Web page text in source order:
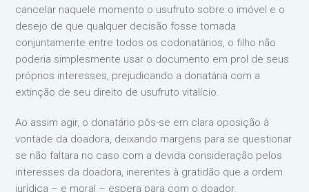
cancelar naquele momento o usufruto sobre o imóvel e o
desejo de que qualquer decisão fosse tomada
conjuntamente entre todos os codonatários, o filho não
poderia simplesmente usar o documento em prol de seus
próprios interesses, prejudicando a donatária com a
extinção de seu direito de usufruto vitalício.
Ao assim agir, o donatário pôs-se em clara oposição à
vontade da doadora, deixando margens para se questionar
se não faltara no caso com a devida consideração pelos
interesses da doadora, inerentes à gratidão que a ordem
jurídica – e moral – espera para com o doador.